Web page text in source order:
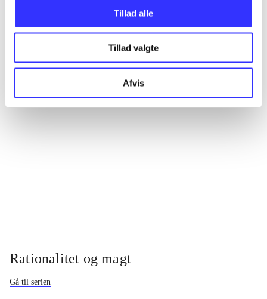
Tillad alle
Tillad valgte
Afvis
Rationalitet og magt
Gå til serien